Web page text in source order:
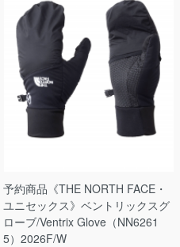
予約商品《THE NORTH FACE・
ユニセックス》ベントリックスグ
ローブ/Ventrix Glove（NN6261
5）2026F/W